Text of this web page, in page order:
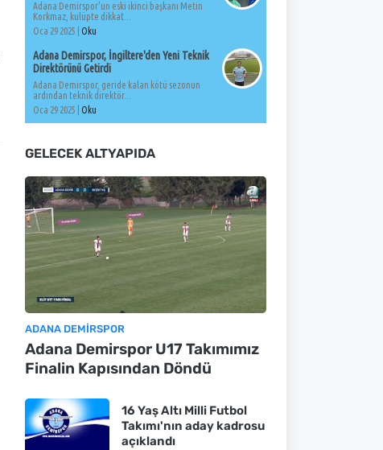
Adana Demirspor'un eski ikinci başkanı Metin
Korkmaz, kulüpte dikkat...
Oca 29 2025 |
Oku
Adana Demirspor, İngiltere'den Yeni Teknik
Direktörünü Getirdi
Adana Demirspor, geride kalan kötü sezonun
ardından teknik direktör...
Oca 29 2025 |
Oku
GELECEK ALTYAPIDA
ADANA DEMIRSPOR
Adana Demirspor U17 Takımımız
Finalin Kapısından Döndü
16 Yaş Altı Milli Futbol
Takımı'nın aday kadrosu
açıklandı